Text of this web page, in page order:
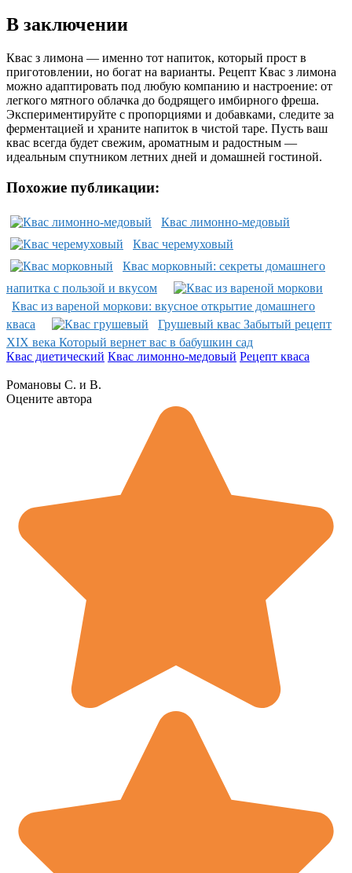
В заключении
Квас з лимона — именно тот напиток, который прост в
приготовлении, но богат на варианты. Рецепт Квас з лимона
можно адаптировать под любую компанию и настроение: от
легкого мятного облачка до бодрящего имбирного фреша.
Экспериментируйте с пропорциями и добавками, следите за
ферментацией и храните напиток в чистой таре. Пусть ваш
квас всегда будет свежим, ароматным и радостным —
идеальным спутником летних дней и домашней гостиной.
Похожие публикации:
Квас лимонно-медовый
Квас черемуховый
Квас морковный: секреты домашнего
напитка с пользой и вкусом
Квас из вареной моркови: вкусное открытие домашнего
кваса
Грушевый квас Забытый рецепт
XIX века Который вернет вас в бабушкин сад
Квас диетический Квас лимонно-медовый Рецепт кваса
Романовы С. и В.
Оцените автора